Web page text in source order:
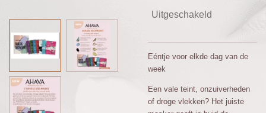
Uitgeschakeld
Eéntje voor elkde dag van de
week
Een vale teint, onzuiverheden
of droge vlekken? Het juiste